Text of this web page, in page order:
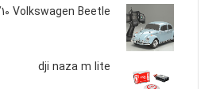
Volkswagen Beetle
dji naza m lite